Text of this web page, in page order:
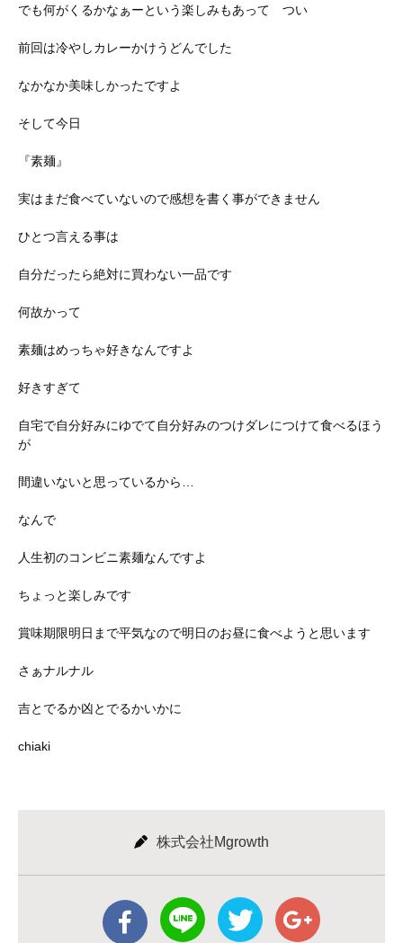
でも何がくるかなぁーという楽しみもあって つい
前回は冷やしカレーかけうどんでした
なかなか美味しかったですよ
そして今日
『素麺』
実はまだ食べていないので感想を書く事ができません
ひとつ言える事は
自分だったら絶対に買わない一品です
何故かって
素麺はめっちゃ好きなんですよ
好きすぎて
自宅で自分好みにゆでて自分好みのつけダレにつけて食べるほう
が
間違いないと思っているから…
なんで
人生初のコンビニ素麺なんですよ
ちょっと楽しみです
賞味期限明日まで平気なので明日のお昼に食べようと思います
さぁナルナル
吉とでるか凶とでるかいかに
chiaki
株式会社Mgrowth